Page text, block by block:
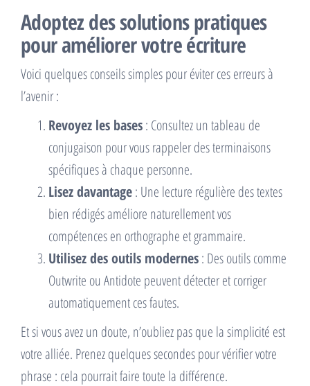
Adoptez des solutions pratiques
pour améliorer votre écriture
Voici quelques conseils simples pour éviter ces erreurs à
l’avenir :
Revoyez les bases: Consultez un tableau de
conjugaison pour vous rappeler des terminaisons
spécifiques à chaque personne.
Lisez davantage: Une lecture régulière des textes
bien rédigés améliore naturellement vos
compétences en orthographe et grammaire.
Utilisez des outils modernes: Des outils comme
Outwrite ou Antidote peuvent détecter et corriger
automatiquement ces fautes.
Et si vous avez un doute, n’oubliez pas que la simplicité est
votre alliée. Prenez quelques secondes pour vérifier votre
phrase : cela pourrait faire toute la différence.